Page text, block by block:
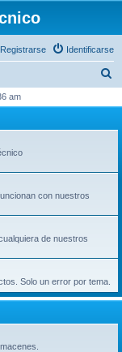
Identificarse
Registrarse
c
r
am
con nuestros
de nuestros
Solo un error por tema.